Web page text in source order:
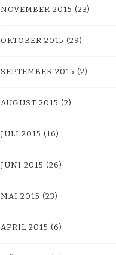
NOVEMBER 2015 (23)
OKTOBER 2015 (29)
SEPTEMBER 2015 (2)
AUGUST 2015 (2)
JULI 2015 (16)
JUNI 2015 (26)
MAI 2015 (23)
APRIL 2015 (6)